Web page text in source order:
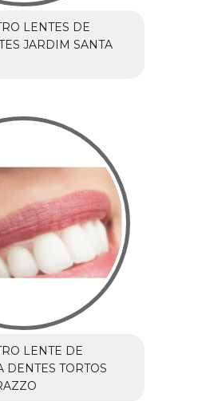
LENTES DE
JARDIM SANTA
LENTE DE
DENTES TORTOS